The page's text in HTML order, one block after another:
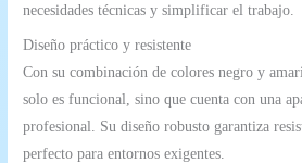
necesidades técnicas y simplificar el trabajo.
Diseño práctico y resistente
Con su combinación de colores negro y
solo es funcional, sino que cuenta con una
profesional. Su diseño robusto garantiza
perfecto para entornos exigentes.